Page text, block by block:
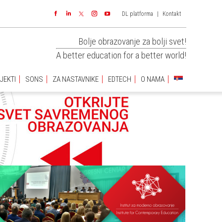
FacebookLinkedin Instagram
DL platforma Kontakt
Bolje obrazovanje za bolji svet!
A better education for a better world!
SONS ZA NASTAVNIKE EDTECH O NAMA
ZA NASTAVNIKE EDTECH O NAMA